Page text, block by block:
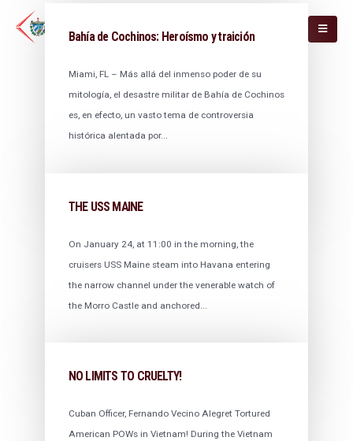
Bahía de Cochinos: Heroísmo y traición
Miami, FL – Más allá del inmenso poder de su
mitología, el desastre militar de Bahía de Cochinos
es, en efecto, un vasto tema de controversia
histórica alentada por...
THE USS MAINE
On January 24, at 11:00 in the morning, the
cruisers USS Maine steam into Havana entering
the narrow channel under the venerable watch of
the Morro Castle and anchored...
NO LIMITS TO CRUELTY!
Cuban Officer, Fernando Vecino Alegret Tortured
American POWs in Vietnam! During the Vietnam